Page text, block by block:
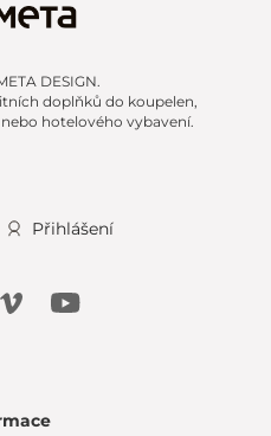
DESIGN.
doplňků do koupelen,
hotelového vybavení.
Přihlášení